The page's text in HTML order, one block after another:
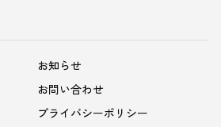
お知らせ
お問い合わせ
プライバシーポリシー